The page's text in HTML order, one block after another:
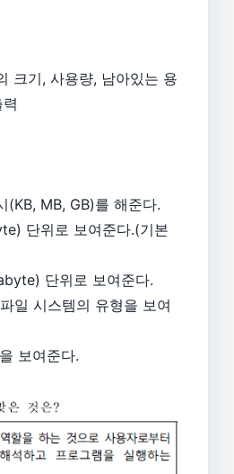
크기, 사용량, 남아있는 용
(KB, MB, GB)를 해준다.
단위로 보여준다.(기본
단위로 보여준다.
일 시스템의 유형을 보여
보여준다.